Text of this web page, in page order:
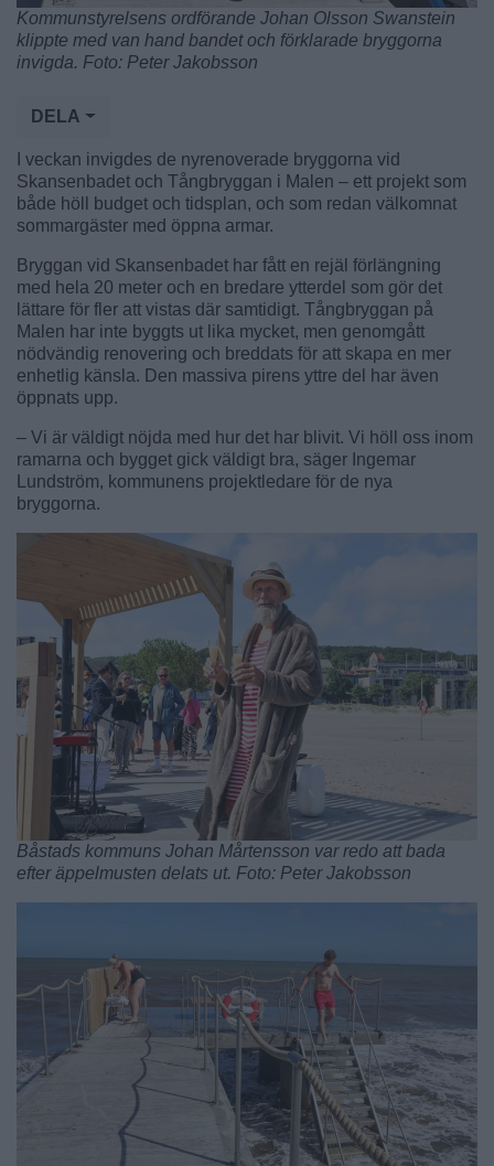
Kommunstyrelsens ordförande Johan Olsson Swanstein
klippte med van hand bandet och förklarade bryggorna
invigda. Foto: Peter Jakobsson
DELA
I veckan invigdes de nyrenoverade bryggorna vid
Skansenbadet och Tångbryggan i Malen – ett projekt som
både höll budget och tidsplan, och som redan välkomnat
sommargäster med öppna armar.
Bryggan vid Skansenbadet har fått en rejäl förlängning
med hela 20 meter och en bredare ytterdel som gör det
lättare för fler att vistas där samtidigt. Tångbryggan på
Malen har inte byggts ut lika mycket, men genomgått
nödvändig renovering och breddats för att skapa en mer
enhetlig känsla. Den massiva pirens yttre del har även
öppnats upp.
– Vi är väldigt nöjda med hur det har blivit. Vi höll oss inom
ramarna och bygget gick väldigt bra, säger Ingemar
Lundström, kommunens projektledare för de nya
bryggorna.
Båstads kommuns Johan Mårtensson var redo att bada
efter äppelmusten delats ut. Foto: Peter Jakobsson